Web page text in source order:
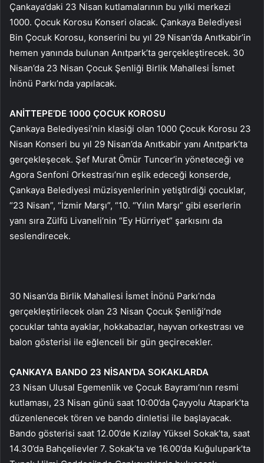
Çankaya’daki 23 Nisan kutlamalarının bu yılki merkezi
1000. Çocuk Korosu Konseri olacak. Çankaya Belediyesi
Bin Çocuk Korosu, konserini bu yıl 29 Nisan’da Anıtkabir’in
hemen yanında bulunan Anıtpark’ta gerçekleştirecek. 30
Nisan’da 23 Nisan Çocuk Şenliği Birlik Mahallesi İsmet
İnönü Parkı’nda yapılacak.
ANİTTEPE’DE 1000 ÇOCUK KOROSU
Çankaya Belediyesi’nin klasiği olan 1000 Çocuk Korosu 23
Nisan Konseri bu yıl 29 Nisan’da Anıtkabir yanı Anıtpark’ta
gerçekleşecek. Şef Murat Ömür Tuncer’in yöneteceği ve
Agora Senfoni Orkestrası’nın eşlik edeceği konserde,
Çankaya Belediyesi müzisyenlerinin yetiştirdiği çocuklar,
“23 Nisan”, “İzmir Marşı”, “10. “Yılın Marşı” gibi eserlerin
yanı sıra Zülfü Livaneli’nin “Ey Hürriyet” şarkısını da
seslendirecek.
30 Nisan’da Birlik Mahallesi İsmet İnönü Parkı’nda
gerçekleştirilecek olan 23 Nisan Çocuk Şenliği’nde
çocuklar tahta ayaklar, hokkabazlar, hayvan orkestrası ve
balon gösterisi ile eğlenceli bir gün geçirecekler.
ÇANKAYA BANDO 23 NİSAN’DA SOKAKLARDA
23 Nisan Ulusal Egemenlik ve Çocuk Bayramı’nın resmi
kutlaması, 23 Nisan günü saat 10:00’da Çayyolu Atapark’ta
düzenlenecek tören ve bando dinletisi ile başlayacak.
Bando gösterisi saat 12.00’de Kızılay Yüksel Sokak’ta, saat
14.30’da Bahçelievler 7. Sokak’ta ve 16.00’da Kuğulupark’ta